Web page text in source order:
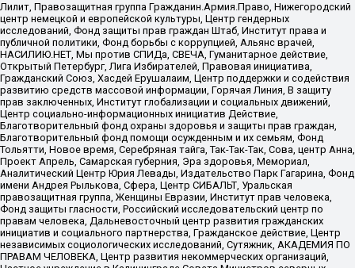
Лилит, Правозащитная группа Гражданин.Армия.Право, Нижегородский
центр немецкой и европейской культуры, Центр гендерных
исследований, Фонд защиты прав граждан Штаб, Институт права и
публичной политики, Фонд борьбы с коррупцией, Альянс врачей,
НАСИЛИЮ.НЕТ, Мы против СПИДа, СВЕЧА, Гуманитарное действие,
Открытый Петербург, Лига Избирателей, Правовая инициатива,
Гражданский Союз, Хасдей Ерушалаим, Центр поддержки и содействия
развитию средств массовой информации, Горячая Линия, В защиту
прав заключенных, Институт глобализации и социальных движений,
Центр социально-информационных инициатив Действие,
Благотворительный фонд охраны здоровья и защиты прав граждан,
Благотворительный фонд помощи осужденным и их семьям, Фонд
Тольятти, Новое время, Серебряная тайга, Так-Так-Так, Сова, центр Анна,
Проект Апрель, Самарская губерния, Эра здоровья, Мемориал,
Аналитический Центр Юрия Левады, Издательство Парк Гагарина, Фонд
имени Андрея Рылькова, Сфера, Центр СИБАЛЬТ, Уральская
правозащитная группа, Женщины Евразии, Институт прав человека,
Фонд защиты гласности, Российский исследовательский центр по
правам человека, Дальневосточный центр развития гражданских
инициатив и социального партнерства, Гражданское действие, Центр
независимых социологических исследований, Сутяжник, АКАДЕМИЯ ПО
ПРАВАМ ЧЕЛОВЕКА, Центр развития некоммерческих организаций,